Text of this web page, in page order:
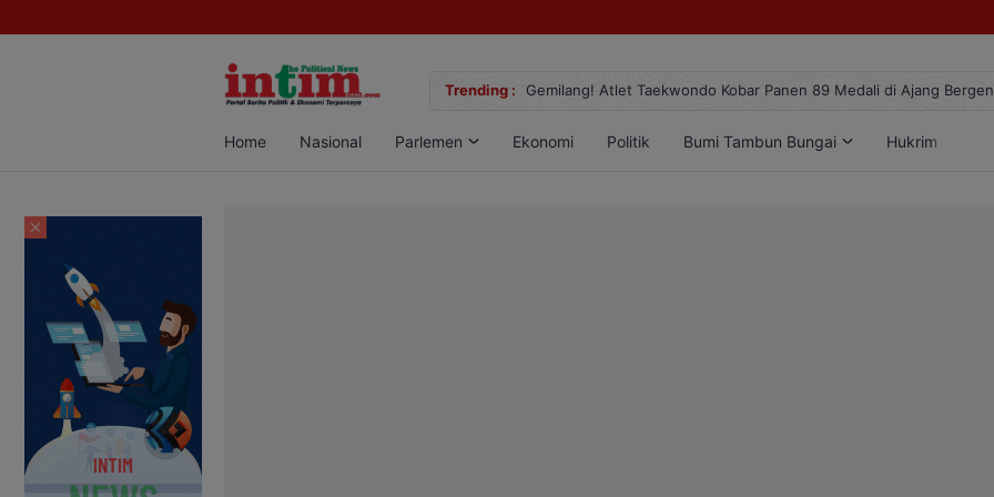
Trending :
Sabu di Pangkalan Bun, Dua Pelaku Diamankan Gemilang! Atlet Taekwondo Kobar Panen 89 Medali di Ajang
Home Nasional Parlemen Ekonomi Politik Bumi Tambun Bungai Hukrim